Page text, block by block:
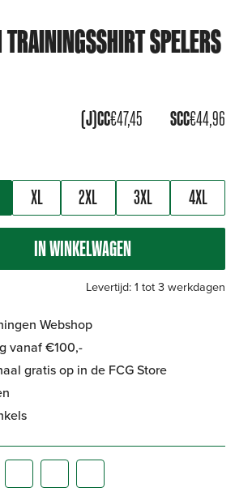
TRAININGSSHIRT SPELERS
(J)CC€47,45 SCC€44,96
XL 2XL 3XL 4XL
IN WINKELWAGEN
Levertijd: 1 tot 3 werkdagen
Webshop
vanaf €100,-
gratis op in de FCG Store